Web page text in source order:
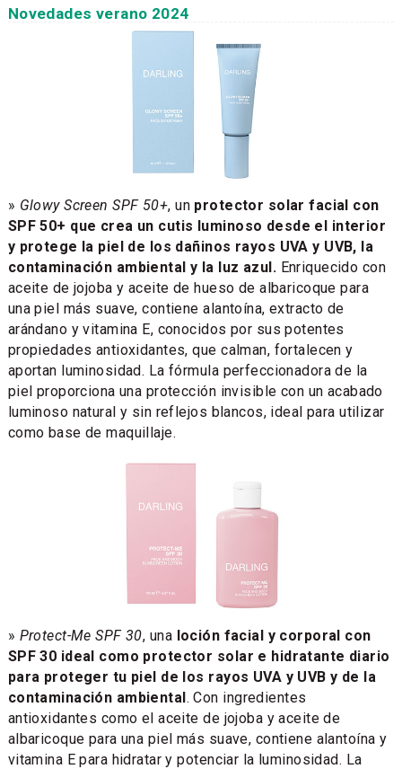
Novedades verano 2024
» Glowy Screen SPF 50+, un protector solar facial con
SPF 50+ que crea un cutis luminoso desde el interior
y protege la piel de los dañinos rayos UVA y UVB, la
contaminación ambiental y la luz azul. Enriquecido con
aceite de jojoba y aceite de hueso de albaricoque para
una piel más suave, contiene alantoína, extracto de
arándano y vitamina E, conocidos por sus potentes
propiedades antioxidantes, que calman, fortalecen y
aportan luminosidad. La fórmula perfeccionadora de la
piel proporciona una protección invisible con un acabado
luminoso natural y sin reflejos blancos, ideal para utilizar
como base de maquillaje.
» Protect-Me SPF 30, una loción facial y corporal con
SPF 30 ideal como protector solar e hidratante diario
para proteger tu piel de los rayos UVA y UVB y de la
contaminación ambiental. Con ingredientes
antioxidantes como el aceite de jojoba y aceite de
albaricoque para una piel más suave, contiene alantoína y
vitamina E para hidratar y potenciar la luminosidad. La